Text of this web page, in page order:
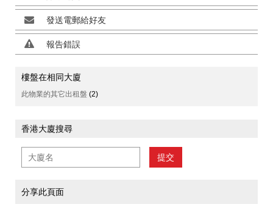
發送電郵給好友
報告錯誤
樓盤在相同大廈
此物業的其它出租盤 (2)
香港大廈搜尋
提交
分享此頁面